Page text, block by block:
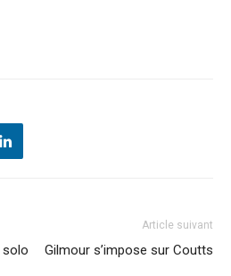
solo
Article suivant
Gilmour s’impose sur Coutts